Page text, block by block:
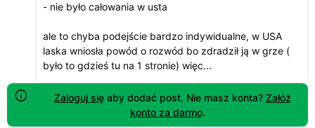
- nie było całowania w usta
ale to chyba podejście bardzo indywidualne, w USA
laska wniosła powód o rozwód bo zdradził ją w grze (
było to gdzieś tu na 1 stronie) więc...
Zaloguj sięaby dodać post. Nie masz konta? Załóż
konto za darmo.